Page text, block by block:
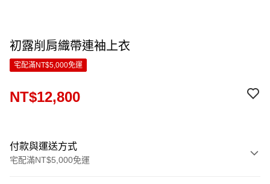
初露削肩織帶連袖上衣
宅配滿NT$5,000免運
NT$12,800
付款與運送方式
宅配滿NT$5,000免運